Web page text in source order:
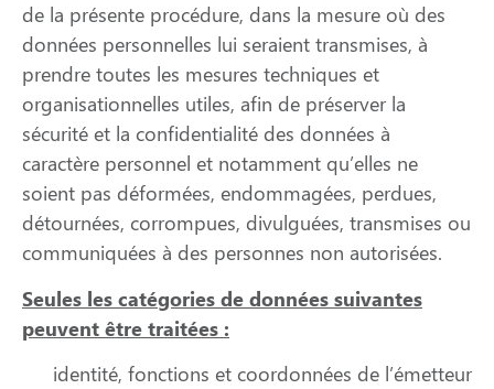
de la présente procédure, dans la mesure où des
données personnelles lui seraient transmises, à
prendre toutes les mesures techniques et
organisationnelles utiles, afin de préserver la
sécurité et la confidentialité des données à
caractère personnel et notamment qu’elles ne
soient pas déformées, endommagées, perdues,
détournées, corrompues, divulguées, transmises ou
communiquées à des personnes non autorisées.
Seules les catégories de données suivantes
peuvent être traitées :
identité, fonctions et coordonnées de l’émetteur